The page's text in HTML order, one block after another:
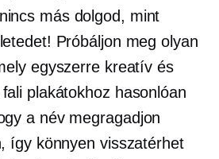
más dolgod, mint
Próbáljon meg olyan
egyszerre kreatív és
plakátokhoz hasonlóan
a név megragadjon
így könnyen visszatérhet